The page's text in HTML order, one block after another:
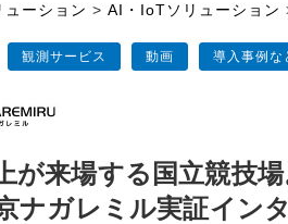
ューション > AI・IoTソリューション
観測サービス 動画 導入事例な
が来場する国立競技
ナガレミル実証イン